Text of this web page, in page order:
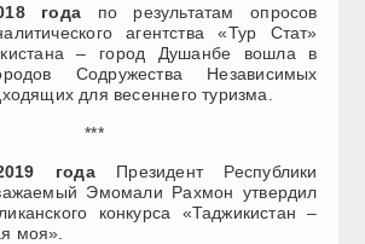
года по результатам опросов
агентства «Тур Стат»
– город Душанбе вошла в
Содружества Независимых
для весеннего туризма.
***
года Президент Республики
Эмомали Рахмон утвердил
конкурса «Таджикистан –
моя».